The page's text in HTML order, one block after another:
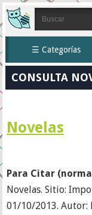
☰ Categorías
CONSULTA
Novelas
Para Citar
Novelas. Sitio:
01/10/2013. Autor: